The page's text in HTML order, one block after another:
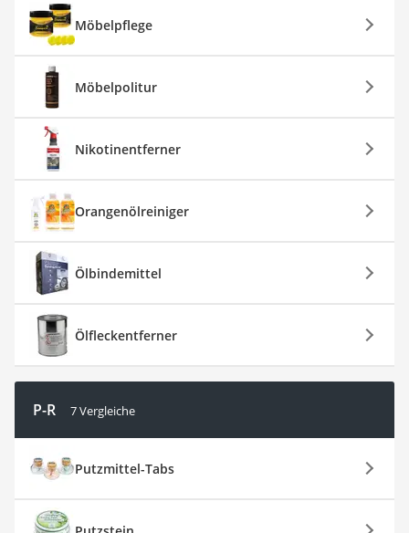
Möbelpflege
Möbelpolitur
Nikotinentferner
Orangenölreiniger
Ölbindemittel
Ölfleckentferner
P-R 7 Vergleiche
Putzmittel-Tabs